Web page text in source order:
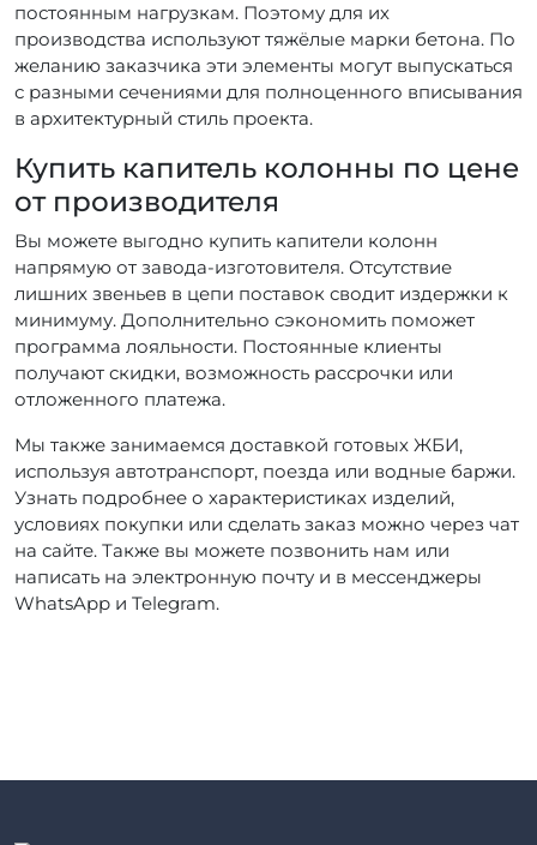
постоянным нагрузкам. Поэтому для их
производства используют тяжёлые марки бетона. По
желанию заказчика эти элементы могут выпускаться
с разными сечениями для полноценного вписывания
в архитектурный стиль проекта.
Купить капитель колонны по цене
от производителя
Вы можете выгодно купить капители колонн
напрямую от завода-изготовителя. Отсутствие
лишних звеньев в цепи поставок сводит издержки к
минимуму. Дополнительно сэкономить поможет
программа лояльности. Постоянные клиенты
получают скидки, возможность рассрочки или
отложенного платежа.
Мы также занимаемся доставкой готовых ЖБИ,
используя автотранспорт, поезда или водные баржи.
Узнать подробнее о характеристиках изделий,
условиях покупки или сделать заказ можно через чат
на сайте. Также вы можете позвонить нам или
написать на электронную почту и в мессенджеры
WhatsApp и Telegram.